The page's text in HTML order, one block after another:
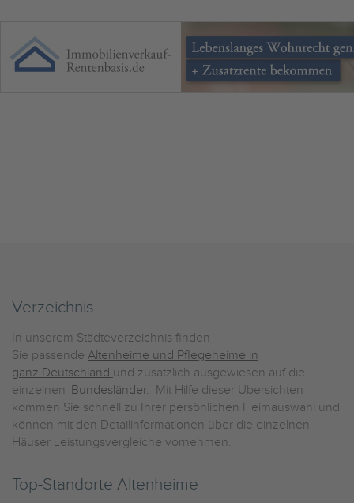
Verzeichnis
In unserem Städteverzeichnis finden
Sie passende Altenheime und Pflegeheime in
ganz Deutschland und zusätzlich ausgewiesen auf die
einzelnen Bundesländer. Mit Hilfe dieser Übersichten
kommen Sie schnell zu Ihrer persönlichen Heimauswahl und
können mit den Detailinformationen über die einzelnen
Häuser Leistungsvergleiche vornehmen.
Top-Standorte Altenheime